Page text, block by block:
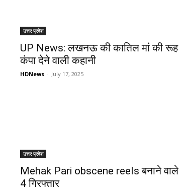
उत्तर प्रदेश
UP News: लखनऊ की कातिल मां की रूह
कंपा देने वाली कहानी
HDNews - July 17, 2025
उत्तर प्रदेश
Mehak Pari obscene reels बनाने वाले
4 गिरफ्तार